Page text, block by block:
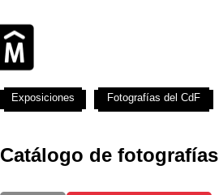
Catálogo de fotografías
Exposiciones Fotografías del CdF